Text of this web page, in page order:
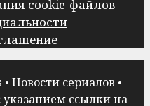
cookie-файлов
Новости сериалов •
ссылки на